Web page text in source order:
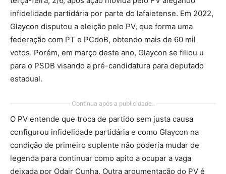
infidelidade partidária por parte do lafaietense. Em 2022,
Glaycon disputou a eleição pelo PV, que forma uma
federação com PT e PCdoB, obtendo mais de 60 mil
votos. Porém, em março deste ano, Glaycon se filiou u
para o PSDB visando a pré-candidatura para deputado
estadual.
Continua após a publicidade..
O PV entende que troca de partido sem justa causa
configurou infidelidade partidária e como Glaycon na
condição de primeiro suplente não poderia mudar de
legenda para continuar como apito a ocupar a vaga
deixada por Odair Cunha. Outra argumentação do PV é